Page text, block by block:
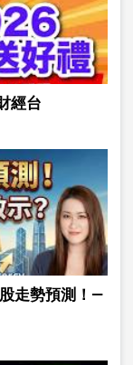
經台
走勢預測！—